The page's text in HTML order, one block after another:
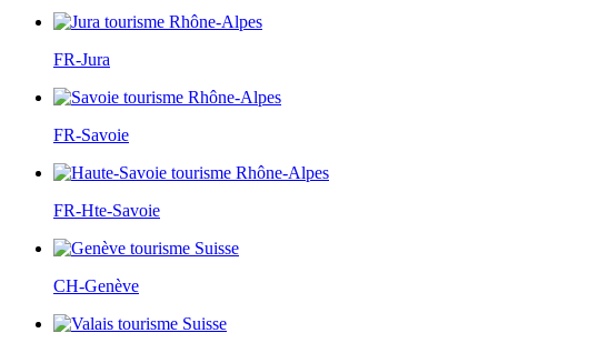
FR-Jura
FR-Savoie
FR-Hte-Savoie
CH-Genève